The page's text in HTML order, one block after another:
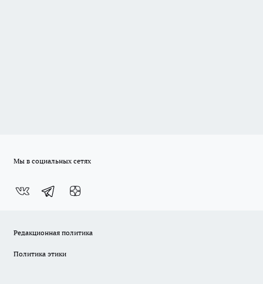
Мы в социальных сетях
Редакционная политика
Политика этики